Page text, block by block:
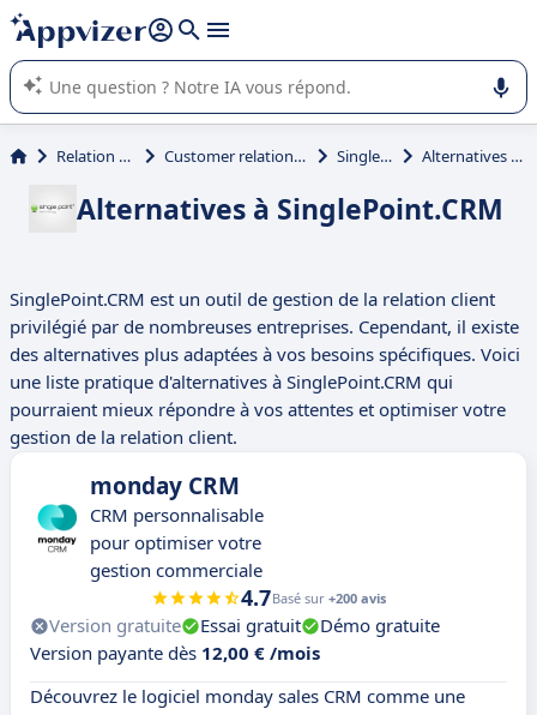
répondre (plusieurs lignes avec
L'IA de Appvizer vous guide dans l'utilisation ou la sélection de
logiciel SaaS en entreprise.
Relation client et vente Customer relationship management (CRM) SinglePoint.CRM Alternatives à SinglePoint.CRM
Alternatives à SinglePoint.CRM
SinglePoint.CRM est un outil de gestion de la relation client
privilégié par de nombreuses entreprises. Cependant, il existe
des alternatives plus adaptées à vos besoins spécifiques. Voici
une liste pratique d'alternatives à SinglePoint.CRM qui
pourraient mieux répondre à vos attentes et optimiser votre
gestion de la relation client.
monday CRM
CRM personnalisable
pour optimiser votre
gestion commerciale
4.7Basé sur +200 avis
Version gratuite Essai gratuit
Démo gratuite
Version payante dès 12,00 € /mois
Découvrez le logiciel monday sales CRM comme une